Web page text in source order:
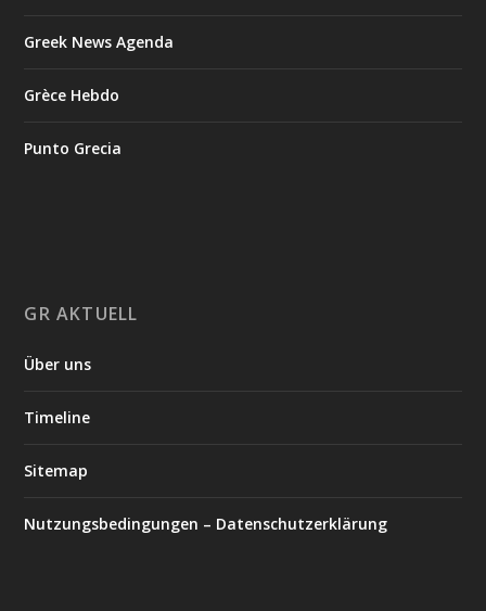
Greek News Agenda
Grèce Hebdo
Punto Grecia
GR AKTUELL
Über uns
Timeline
Sitemap
Nutzungsbedingungen – Datenschutzerklärung